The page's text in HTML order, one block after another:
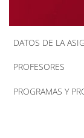
DATOS DE LA
PROFESORES
PROGRAMAS Y